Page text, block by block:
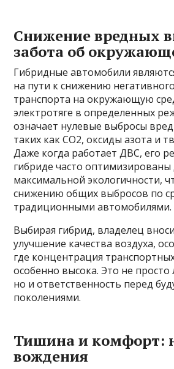
Снижение вредных
забота об
Гибридные автомобили
на пути к снижению
транспорта на окружающую
электротяге в определенных
означает нулевые выбросы
таких как CO2, оксиды азота и
Даже когда работает ДВС, его
гибриде часто оптимизированы
максимальной экологичности,
снижению общих выбросов по
традиционными автомобилями.
Выбирая гибрид, владелец
улучшение качества воздуха,
где концентрация
особенно высока. Это не просто
но и ответственность перед
поколениями.
Тишина и комфорт:
вождения